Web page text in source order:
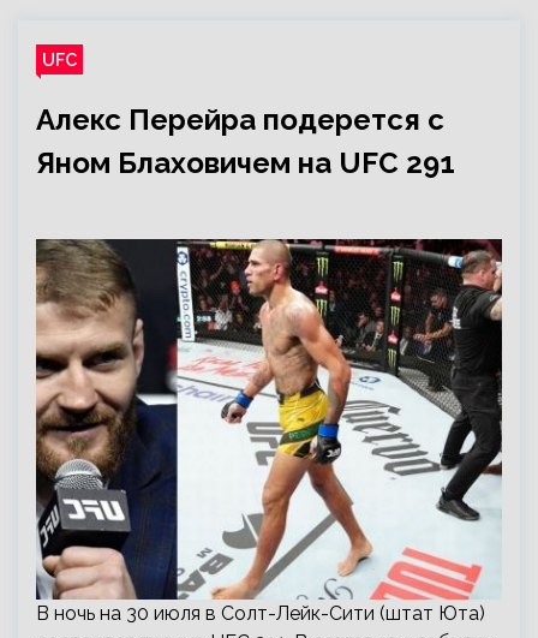
UFC
Алекс Перейра подерется с
Яном Блаховичем на UFC 291
В ночь на 30 июля в Солт-Лейк-Сити (штат Юта)